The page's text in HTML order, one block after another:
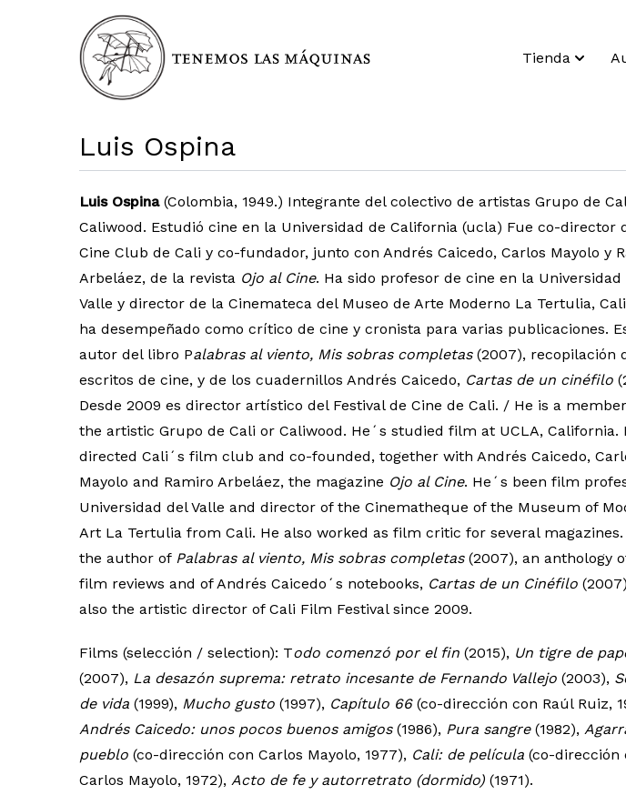
Tienda
Luis Ospina
Luis Ospina(Colombia, 1949.) Integrante del colectivo de artistas Grupo de
Caliwood. Estudió cine en la Universidad de California (ucla) Fue co-director
Cine Club de Cali y co-fundador, junto con Andrés Caicedo, Carlos Mayolo y
Arbeláez, de la revista Ojo al Cine. Ha sido profesor de cine en la Universidad
Valle y director de la Cinemateca del Museo de Arte Moderno La Tertulia,
ha desempeñado como crítico de cine y cronista para varias publicaciones.
autor del libro Palabras al viento, Mis sobras completas (2007), recopilación
escritos de cine, y de los cuadernillos Andrés Caicedo, Cartas de un cinéfilo
Desde 2009 es director artístico del Festival de Cine de Cali. / He is a
the artistic Grupo de Cali or Caliwood. He´s studied film at UCLA, California.
directed Cali´s film club and co-founded, together with Andrés Caicedo,
Mayolo and Ramiro Arbeláez, the magazine Ojo al Cine. He´s been film
Universidad del Valle and director of the Cinematheque of the Museum of
Art La Tertulia from Cali. He also worked as film critic for several magazines.
the author of Palabras al viento, Mis sobras completas (2007), an anthology
film reviews and of Andrés Caicedo´s notebooks, Cartas de un Cinéfilo
also the artistic director of Cali Film Festival since 2009.
Films (selección / selection): Todo comenzó por el fin (2015), Un tigre de
(2007), La desazón suprema: retrato incesante de Fernando Vallejo (2003),
de vida (1999), Mucho gusto (1997), Capítulo 66 (co-dirección con Raúl Ruiz,
Andrés Caicedo: unos pocos buenos amigos (1986), Pura sangre (1982),
pueblo (co-dirección con Carlos Mayolo, 1977), Cali: de película (co-dirección
Carlos Mayolo, 1972), Acto de fe y autorretrato (dormido) (1971).